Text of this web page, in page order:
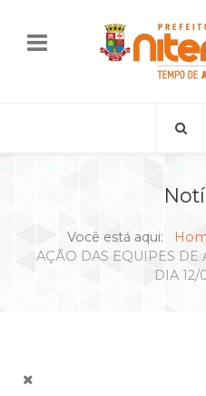
Você está aqui:
AÇÃO DAS EQUIPES
DIA 12/